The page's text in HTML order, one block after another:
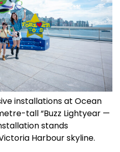
installations at Ocean
tall “Buzz Lightyear —
stands
Harbour skyline.